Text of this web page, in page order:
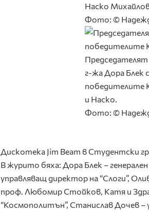
Наско
Фото: ©
г-жа Дора Блек с
победителите
и Наско.
Фото: ©
Дискотека Jim Beam в Студентски
В журито бяха: Дора Блек –
управляващ директор на “Слоги”,
проф. Любомир Стойков, Катя и
“Космополитън”, Станислав Дочев –